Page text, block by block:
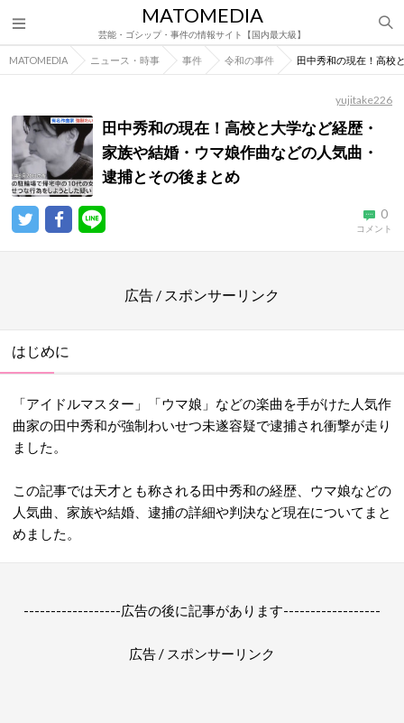
MATOMEDIA
芸能・ゴシップ・事件の情報サイト【国内最大級】
MATOMEDIA ニュース・時事 事件 令和の事件 田中秀和の現在！高校
yujitake226
田中秀和の現在！高校と大学など経歴・
家族や結婚・ウマ娘作曲などの人気曲・
逮捕とその後まとめ
0
コメント
広告 / スポンサーリンク
はじめに
「アイドルマスター」「ウマ娘」などの楽曲を手がけた人気作
曲家の田中秀和が強制わいせつ未遂容疑で逮捕され衝撃が走り
ました。
この記事では天才とも称される田中秀和の経歴、ウマ娘などの
人気曲、家族や結婚、逮捕の詳細や判決など現在についてまと
めました。
------------------広告の後に記事があります------------------
広告 / スポンサーリンク